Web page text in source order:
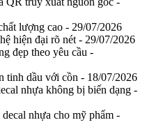
lượng cao - 29/07/2026
hiện đại rõ nét - 29/07/2026
đẹp theo yêu cầu -
tinh dầu với cồn - 18/07/2026
nhựa không bị biến dạng -
nhựa cho mỹ phẩm -